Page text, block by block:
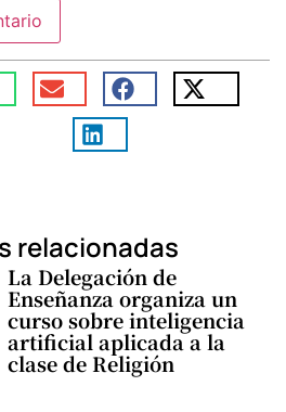
relacionadas
La Delegación de
Enseñanza organiza un
curso sobre inteligencia
artificial aplicada a la
clase de Religión